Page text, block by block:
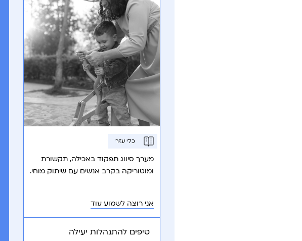
כלי עזר
מערך סיווג תפקוד באכילה, תקשורת
ומוטוריקה בקרב אנשים עם שיתוק מוחי.
אני רוצה לשמוע עוד
טיפים להתנהלות יעילה